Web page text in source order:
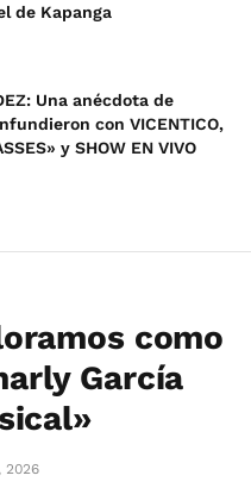
de Kapanga
Una anécdota de
con VICENTICO,
y SHOW EN VIVO
como
García
2026